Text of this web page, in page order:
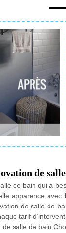
de
de bain qui a
apparence
de salle de
tarif
salle de bain